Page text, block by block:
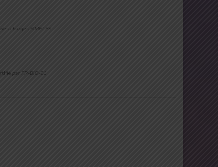
charges SIMPLES
par FR-BIO-01